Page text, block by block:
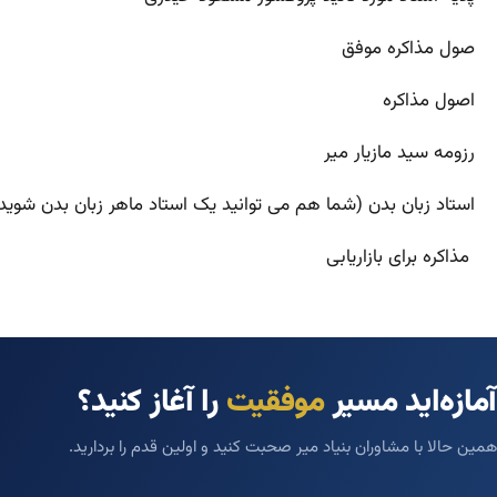
صول مذاکره موفق
اصول مذاکره
رزومه سید مازیار میر
استاد زبان بدن (شما هم می توانید یک استاد ماهر زبان بدن
مذاکره برای بازاریابی
آمازه‌اید مسیرموفقیترا آغاز کنید؟
همین حالا با مشاوران بنیاد میر صحبت کنید و اولین قدم را بردارید.